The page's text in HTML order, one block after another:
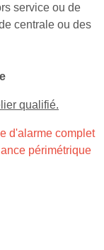
service ou de
centrale ou des
qualifié.
d'alarme complet
périmétrique